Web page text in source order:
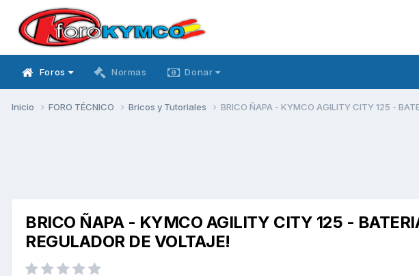
Foros Normas Donar
Inicio FORO TÉCNICO Bricos y Tutoriales BRICO ÑAPA - KYMCO AGILITY CITY 125 -
BRICO ÑAPA - KYMCO AGILITY CITY 125 -
REGULADOR DE VOLTAJE!